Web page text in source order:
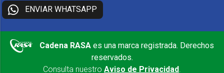
ENVIAR WHATSAPP
Cadena RASA es una marca registrada. Derechos
reservados.
Consulta nuestro Aviso de Privacidad.